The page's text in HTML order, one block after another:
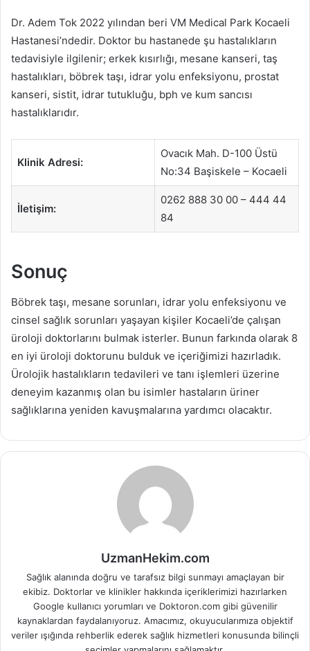
Dr. Adem Tok 2022 yılından beri VM Medical Park Kocaeli
Hastanesi’ndedir. Doktor bu hastanede şu hastalıkların
tedavisiyle ilgilenir; erkek kısırlığı, mesane kanseri, taş
hastalıkları, böbrek taşı, idrar yolu enfeksiyonu, prostat
kanseri, sistit, idrar tutukluğu, bph ve kum sancısı
hastalıklarıdır.
Klinik Adresi:
Ovacık Mah. D-100 Üstü
No:34 Başiskele – Kocaeli
İletişim:
0262 888 30 00 – 444 44
84
Sonuç
Böbrek taşı, mesane sorunları, idrar yolu enfeksiyonu ve
cinsel sağlık sorunları yaşayan kişiler Kocaeli’de çalışan
üroloji doktorlarını bulmak isterler. Bunun farkında olarak 8
en iyi üroloji doktorunu bulduk ve içeriğimizi hazırladık.
Ürolojik hastalıkların tedavileri ve tanı işlemleri üzerine
deneyim kazanmış olan bu isimler hastaların üriner
sağlıklarına yeniden kavuşmalarına yardımcı olacaktır.
UzmanHekim.com
Sağlık alanında doğru ve tarafsız bilgi sunmayı amaçlayan bir
ekibiz. Doktorlar ve klinikler hakkında içeriklerimizi hazırlarken
Google kullanıcı yorumları ve Doktoron.com gibi güvenilir
kaynaklardan faydalanıyoruz. Amacımız, okuyucularımıza objektif
veriler ışığında rehberlik ederek sağlık hizmetleri konusunda bilinçli